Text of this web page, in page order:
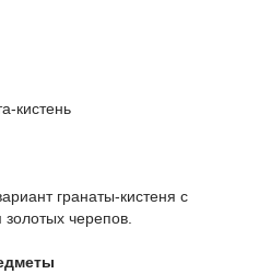
кистень
гранаты-кистеня с
черепов.